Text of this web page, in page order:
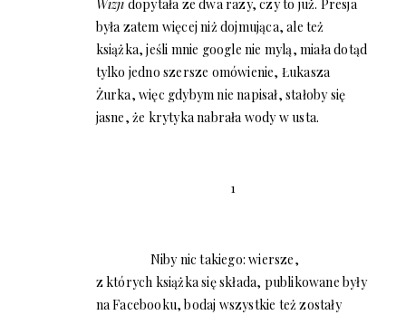
Wizjidopytała ze dwa razy, czy to już. Presja
była zatem więcej niż dojmująca, ale też
książka, jeśli mnie google nie mylą, miała dotąd
tylko jedno szersze omówienie, Łukasza
Żurka, więc gdybym nie napisał, stałoby się
jasne, że krytyka nabrała wody w usta.
1
Niby nic takiego: wiersze,
z których książka się składa, publikowane były
na Facebooku, bodaj wszystkie też zostały